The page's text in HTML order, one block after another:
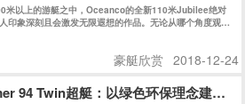
米以上的游艇之中，Oceanco的全新110米Jubilee绝对
印象深刻且会激发无限遐想的作品。无论从哪个角度观
豪艇欣赏 2018-12-24
94 Twin超艇：以绿色环保理念建造的